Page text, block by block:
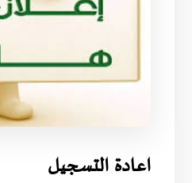
اعادة التسجيل